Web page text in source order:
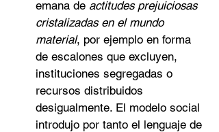
emana de actitudes prejuiciosas
cristalizadas en el mundo
material, por ejemplo en forma
de escalones que excluyen,
instituciones segregadas o
recursos distribuidos
desigualmente. El modelo social
introdujo por tanto el lenguaje de